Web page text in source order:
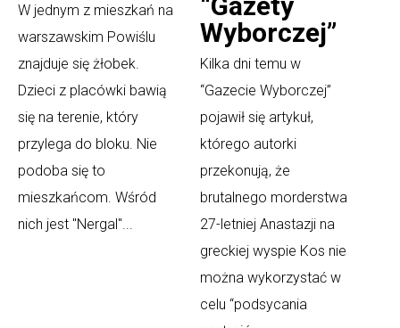
W jednym z mieszkań na
warszawskim Powiślu
znajduje się żłobek.
Dzieci z placówki bawią
się na terenie, który
przylega do bloku. Nie
podoba się to
mieszkańcom. Wśród
nich jest "Nergal"...
Wyborczej”
Kilka dni temu w
“Gazecie Wyborczej”
pojawił się artykuł,
którego autorki
przekonują, że
brutalnego morderstwa
27-letniej Anastazji na
greckiej wyspie Kos nie
można wykorzystać w
celu “podsycania